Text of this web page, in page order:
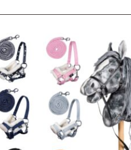
Unser Service